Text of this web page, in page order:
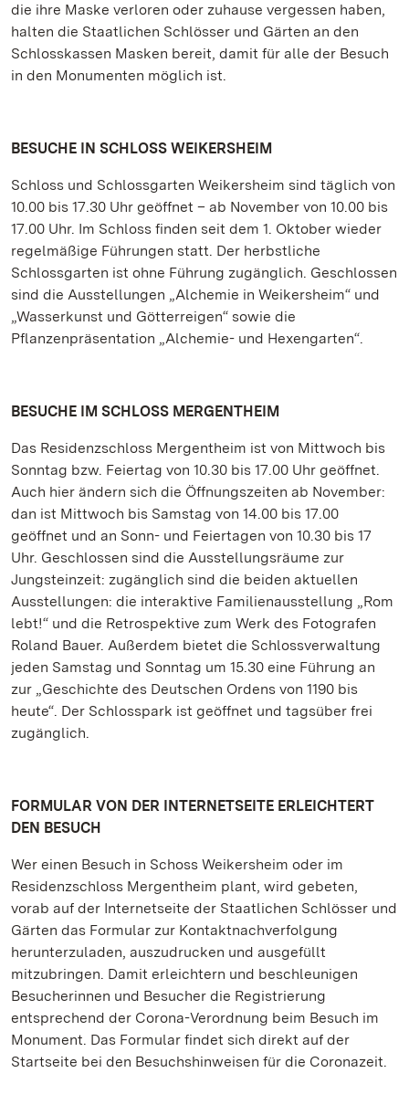
die ihre Maske verloren oder zuhause vergessen haben,
halten die Staatlichen Schlösser und Gärten an den
Schlosskassen Masken bereit, damit für alle der Besuch
in den Monumenten möglich ist.
BESUCHE IN SCHLOSS WEIKERSHEIM
Schloss und Schlossgarten Weikersheim sind täglich von
10.00 bis 17.30 Uhr geöffnet – ab November von 10.00 bis
17.00 Uhr. Im Schloss finden seit dem 1. Oktober wieder
regelmäßige Führungen statt. Der herbstliche
Schlossgarten ist ohne Führung zugänglich. Geschlossen
sind die Ausstellungen „Alchemie in Weikersheim“ und
„Wasserkunst und Götterreigen“ sowie die
Pflanzenpräsentation „Alchemie- und Hexengarten“.
BESUCHE IM SCHLOSS MERGENTHEIM
Das Residenzschloss Mergentheim ist von Mittwoch bis
Sonntag bzw. Feiertag von 10.30 bis 17.00 Uhr geöffnet.
Auch hier ändern sich die Öffnungszeiten ab November:
dan ist Mittwoch bis Samstag von 14.00 bis 17.00
geöffnet und an Sonn- und Feiertagen von 10.30 bis 17
Uhr. Geschlossen sind die Ausstellungsräume zur
Jungsteinzeit: zugänglich sind die beiden aktuellen
Ausstellungen: die interaktive Familienausstellung „Rom
lebt!“ und die Retrospektive zum Werk des Fotografen
Roland Bauer. Außerdem bietet die Schlossverwaltung
jeden Samstag und Sonntag um 15.30 eine Führung an
zur „Geschichte des Deutschen Ordens von 1190 bis
heute“. Der Schlosspark ist geöffnet und tagsüber frei
zugänglich.
FORMULAR VON DER INTERNETSEITE ERLEICHTERT
DEN BESUCH
Wer einen Besuch in Schoss Weikersheim oder im
Residenzschloss Mergentheim plant, wird gebeten,
vorab auf der Internetseite der Staatlichen Schlösser und
Gärten das Formular zur Kontaktnachverfolgung
herunterzuladen, auszudrucken und ausgefüllt
mitzubringen. Damit erleichtern und beschleunigen
Besucherinnen und Besucher die Registrierung
entsprechend der Corona-Verordnung beim Besuch im
Monument. Das Formular findet sich direkt auf der
Startseite bei den Besuchshinweisen für die Coronazeit.